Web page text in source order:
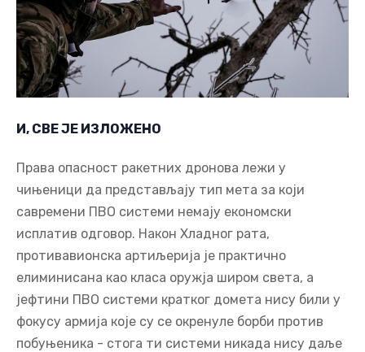
И, СВЕ ЈЕ ИЗЛОЖЕНО
Права опасност ракетних дронова лежи у
чињеници да представљају тип мета за који
савремени ПВО системи немају економски
исплатив одговор. Након Хладног рата,
противавионска артиљерија је практично
елиминисана као класа оружја широм света, а
јефтини ПВО системи кратког домета нису били у
фокусу армија које су се окренуле борби против
побуњеника - стога ти системи никада нису даље